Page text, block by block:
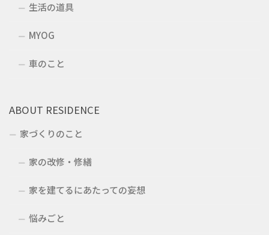
生活の道具
MYOG
車のこと
ABOUT RESIDENCE
家づくりのこと
家の改修・修繕
家を建てるにあたっての妄想
悩みごと